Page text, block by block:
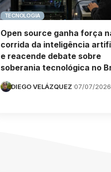
TECNOLOGIA
Open source ganha força
corrida da inteligência
e reacende debate sobre
soberania tecnológica no
DIEGO VELÁZQUEZ 07/07/2026